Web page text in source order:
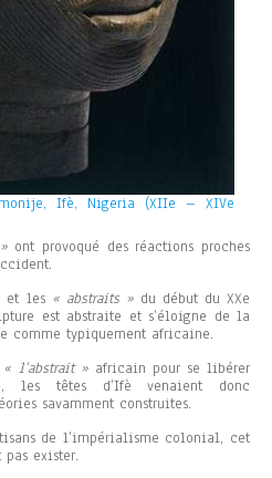
Ifè, Nigeria (XIIe – XIVe
ont provoqué des réactions proches
et les « abstraits »du début du XXe
est abstraite et s’éloigne de la
comme typiquement africaine.
« l’abstrait »africain pour se libérer
les têtes d’Ifè venaient donc
savamment construites.
de l’impérialisme colonial, cet
exister.